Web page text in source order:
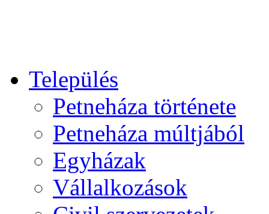
Település
Petneháza története
Petneháza múltjából
Egyházak
Vállalkozások